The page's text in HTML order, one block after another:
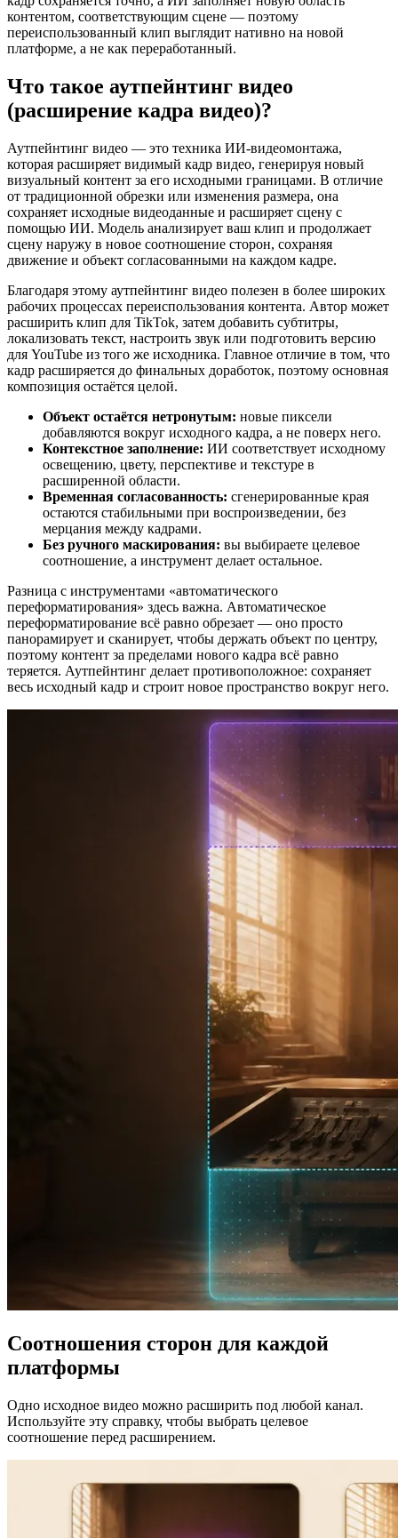
контентом, соответствующим сцене — поэтому
переиспользованный клип выглядит нативно на новой
платформе, а не как переработанный.
Что такое аутпейнтинг видео
(расширение кадра видео)?
Аутпейнтинг видео — это техника ИИ-видеомонтажа,
которая расширяет видимый кадр видео, генерируя новый
визуальный контент за его исходными границами. В отличие
от традиционной обрезки или изменения размера, она
сохраняет исходные видеоданные и расширяет сцену с
помощью ИИ. Модель анализирует ваш клип и продолжает
сцену наружу в новое соотношение сторон, сохраняя
движение и объект согласованными на каждом кадре.
Благодаря этому аутпейнтинг видео полезен в более широких
рабочих процессах переиспользования контента. Автор может
расширить клип для TikTok, затем добавить субтитры,
локализовать текст, настроить звук или подготовить версию
для YouTube из того же исходника. Главное отличие в том, что
кадр расширяется до финальных доработок, поэтому основная
композиция остаётся целой.
Объект остаётся нетронутым: новые пиксели
добавляются вокруг исходного кадра, а не поверх него.
Контекстное заполнение: ИИ соответствует исходному
освещению, цвету, перспективе и текстуре в
расширенной области.
Временная согласованность: сгенерированные края
остаются стабильными при воспроизведении, без
мерцания между кадрами.
Без ручного маскирования: вы выбираете целевое
соотношение, а инструмент делает остальное.
Разница с инструментами «автоматического
переформатирования» здесь важна. Автоматическое
переформатирование всё равно обрезает — оно просто
панорамирует и сканирует, чтобы держать объект по центру,
поэтому контент за пределами нового кадра всё равно
теряется. Аутпейнтинг делает противоположное: сохраняет
весь исходный кадр и строит новое пространство вокруг него.
Соотношения сторон для каждой
платформы
Одно исходное видео можно расширить под любой канал.
Используйте эту справку, чтобы выбрать целевое
соотношение перед расширением.